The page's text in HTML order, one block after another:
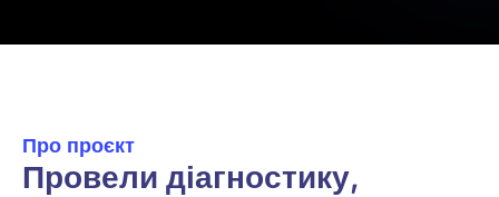
Про проєкт
Провели діагностику,